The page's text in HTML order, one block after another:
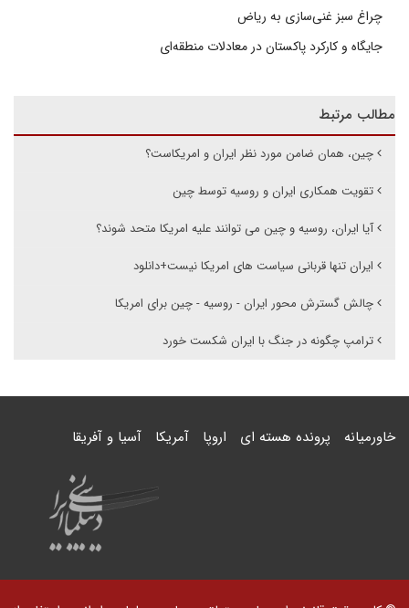
چراغ سبز غنی‌سازی به ریاض
جایگاه و کارکرد پاکستان در معادلات منطقه‌ای
مطالب مرتبط
چین، همان ضامن مورد نظر ایران و امریکاست؟
تقویت همکاری ایران و روسیه توسط چین
آیا ایران، روسیه و چین می توانند علیه امریکا متحد شوند؟
ایران تنها قربانی سیاست های امریکا نیست+دانلود
چالش گسترش محور ایران - روسیه - چین برای امریکا
ترامپ چگونه در جنگ با ایران شکست خورد
خاورمیانه پرونده هسته ای اروپا آمریکا آسیا و آفریقا